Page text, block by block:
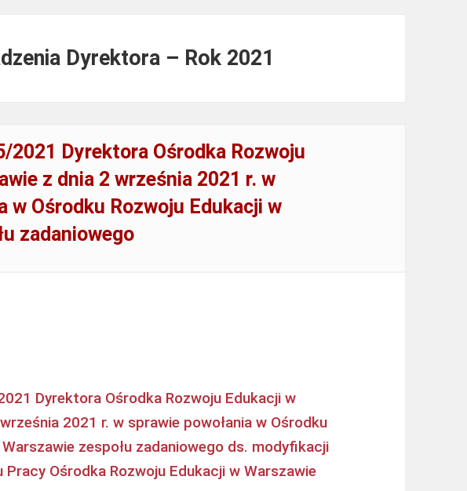
Dyrektora – Rok 2021
2021 Dyrektora Ośrodka Rozwoju
z dnia 2 września 2021 r. w
w Ośrodku Rozwoju Edukacji w
zadaniowego
Dyrektora Ośrodka Rozwoju Edukacji w
2021 r. w sprawie powołania w Ośrodku
zespołu zadaniowego ds. modyfikacji
Pracy Ośrodka Rozwoju Edukacji w Warszawie